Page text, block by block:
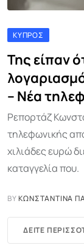
ΚΎΠΡΟΣ
Της είπαν
– Νέα
Ρεπορτάζ
τηλεφωνικής
χιλιάδες ευρώ
καταγγελία που.
BYΚΩΝΣΤΑΝΤΊΝΑ
ΔΕΊΤΕ